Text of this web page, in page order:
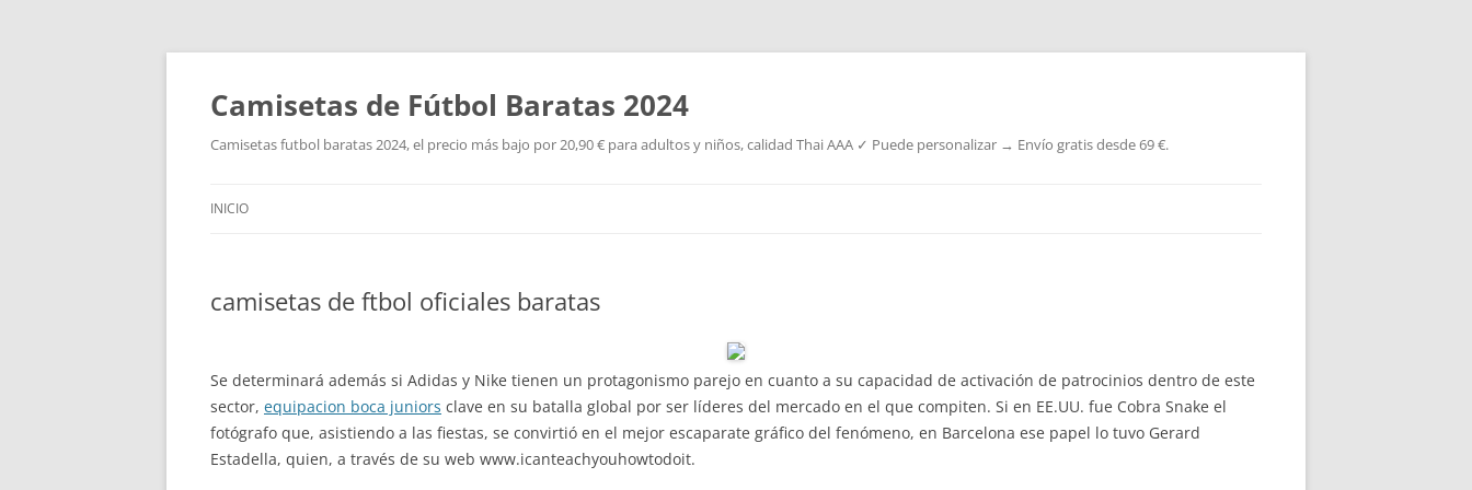
Camisetas de Fútbol Baratas 2024
Camisetas futbol baratas 2024, el precio más bajo por 20,90 € para adultos y niños, calidad Thai AAA ✓ Puede personalizar → Envío gratis desde 69 €.
INICIO
camisetas de ftbol oficiales baratas
Se determinará además si Adidas y Nike tienen un protagonismo parejo en cuanto a su capacidad de activación de patrocinios dentro de este
sector, equipacion boca juniors clave en su batalla global por ser líderes del mercado en el que compiten. Si en EE.UU. fue Cobra Snake el
fotógrafo que, asistiendo a las fiestas, se convirtió en el mejor escaparate gráfico del fenómeno, en Barcelona ese papel lo tuvo Gerard
Estadella, quien, a través de su web www.icanteachyouhowtodoit.